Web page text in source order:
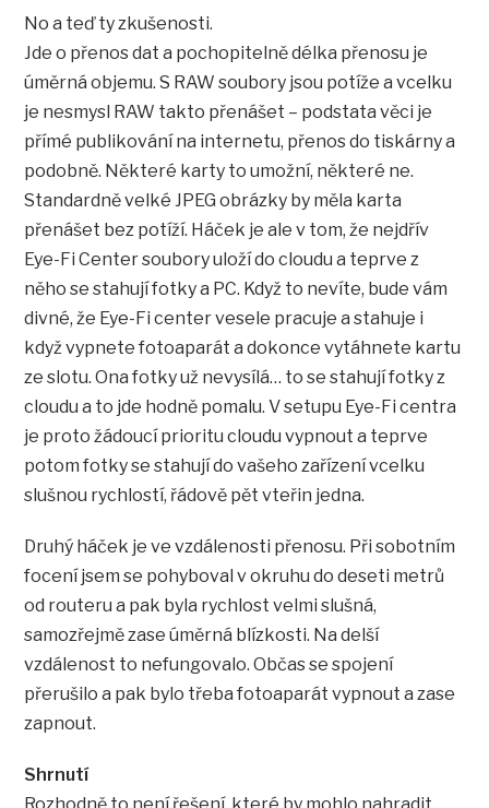
No a teď ty zkušenosti.
Jde o přenos dat a pochopitelně délka přenosu je
úměrná objemu. S RAW soubory jsou potíže a vcelku
je nesmysl RAW takto přenášet – podstata věci je
přímé publikování na internetu, přenos do tiskárny a
podobně. Některé karty to umožní, některé ne.
Standardně velké JPEG obrázky by měla karta
přenášet bez potíží. Háček je ale v tom, že nejdřív
Eye-Fi Center soubory uloží do cloudu a teprve z
něho se stahují fotky a PC. Když to nevíte, bude vám
divné, že Eye-Fi center vesele pracuje a stahuje i
když vypnete fotoaparát a dokonce vytáhnete kartu
ze slotu. Ona fotky už nevysílá… to se stahují fotky z
cloudu a to jde hodně pomalu. V setupu Eye-Fi centra
je proto žádoucí prioritu cloudu vypnout a teprve
potom fotky se stahují do vašeho zařízení vcelku
slušnou rychlostí, řádově pět vteřin jedna.
Druhý háček je ve vzdálenosti přenosu. Při sobotním
focení jsem se pohyboval v okruhu do deseti metrů
od routeru a pak byla rychlost velmi slušná,
samozřejmě zase úměrná blízkosti. Na delší
vzdálenost to nefungovalo. Občas se spojení
přerušilo a pak bylo třeba fotoaparát vypnout a zase
zapnout.
Shrnutí